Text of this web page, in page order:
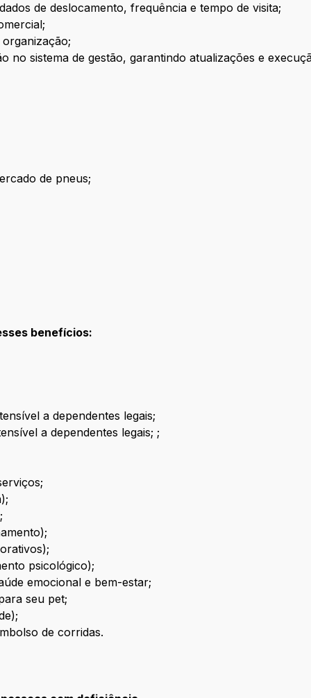
de deslocamento, frequência e tempo de visita;
no sistema de gestão, garantindo atualizações e
de pneus;
benefícios:
a dependentes legais;
a dependentes legais; ;
psicológico);
emocional e bem-estar;
seu pet;
de corridas.